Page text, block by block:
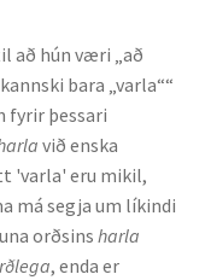
að hún væri „að
bara „varla““
fyrir þessari
við enska
'varla' eru mikil,
má segja um líkindi
orðsins harla
, enda er